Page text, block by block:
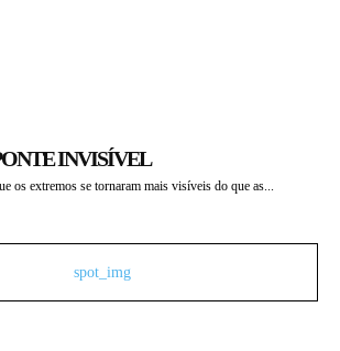
INVISÍVEL
os extremos se tornaram mais visíveis do que as...